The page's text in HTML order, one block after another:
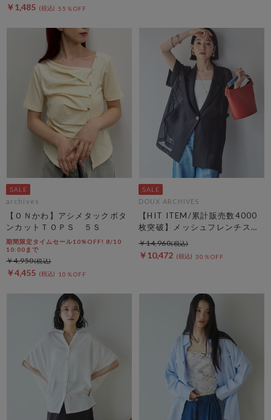
￥1,485 55％OFF
archives
【ＯＮかわ】アシメタックボタ
ンカットＴＯＰＳ ５Ｓ
期間限定タイムセール10%OFF! 8/10
10:00まで
￥4,455 10％OFF
￥4,950
DOUX ARCHIVES
【HIT ITEM/累計販売数4000
枚突破】メッシュフレンチスリ
ーブジャケット／
￥10,472 30％OFF
￥14,960